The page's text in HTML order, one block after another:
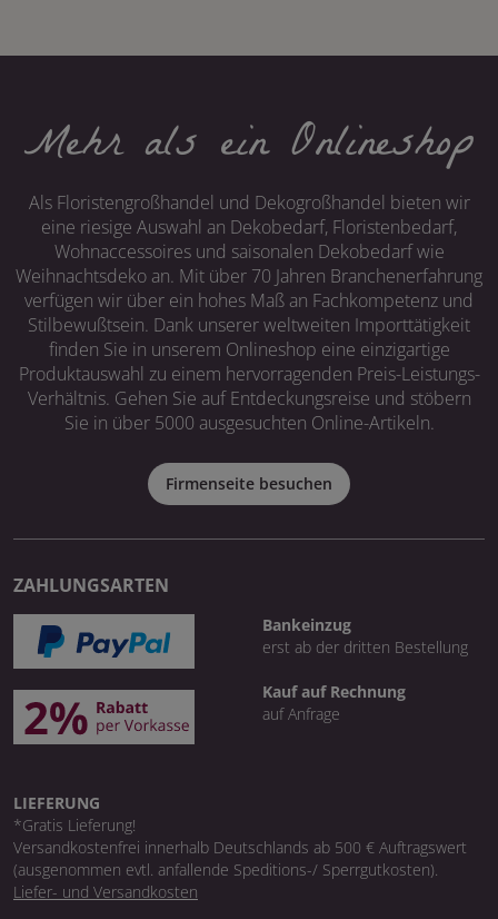
Mehr als ein Onlineshop
Als Floristengroßhandel und Dekogroßhandel bieten wir
eine riesige Auswahl an Dekobedarf, Floristenbedarf,
Wohnaccessoires und saisonalen Dekobedarf wie
Weihnachtsdeko an. Mit über 70 Jahren Branchenerfahrung
verfügen wir über ein hohes Maß an Fachkompetenz und
Stilbewußtsein. Dank unserer weltweiten Importtätigkeit
finden Sie in unserem Onlineshop eine einzigartige
Produktauswahl zu einem hervorragenden Preis-Leistungs-
Verhältnis. Gehen Sie auf Entdeckungsreise und stöbern
Sie in über 5000 ausgesuchten Online-Artikeln.
Firmenseite besuchen
ZAHLUNGSARTEN
Bankeinzug
erst ab der dritten Bestellung
Kauf auf Rechnung
auf Anfrage
LIEFERUNG
*Gratis Lieferung!
Versandkostenfrei innerhalb Deutschlands ab 500 € Auftragswert
(ausgenommen evtl. anfallende Speditions-/ Sperrgutkosten).
Liefer- und Versandkosten